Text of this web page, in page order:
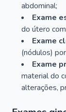
abdominal;
Exame
do útero
Exame
(nódulos)
Exame
material do
alterações,